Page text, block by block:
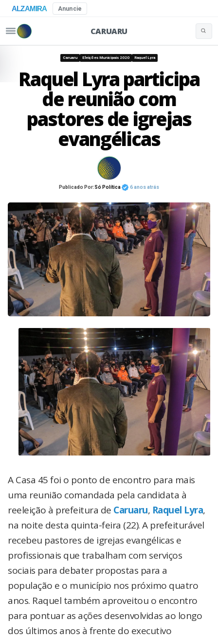
ALZAMIRA Anuncie
CARUARU
Caruaru Eleições Municipais 2020 Raquel Lyra
Raquel Lyra participa
de reunião com
pastores de igrejas
evangélicas
Publicado Por:Só Política 6 anos atrás
A Casa 45 foi o ponto de encontro para mais
uma reunião comandada pela candidata à
reeleição à prefeitura de Caruaru, Raquel Lyra,
na noite desta quinta-feira (22). A prefeiturável
recebeu pastores de igrejas evangélicas e
profissionais que trabalham com serviços
sociais para debater propostas para a
população e o município nos próximo quatro
anos. Raquel também aproveitou o encontro
para pontuar as ações desenvolvidas ao longo
dos últimos anos à frente do executivo